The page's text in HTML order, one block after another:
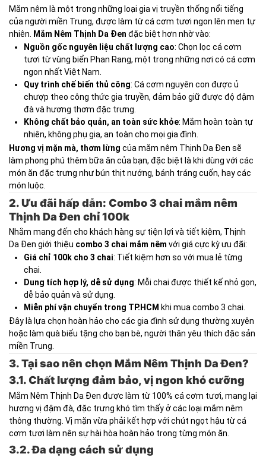
Mắm nêm là một trong những loại gia vị truyền thống nổi tiếng
của người miền Trung, được làm từ cá cơm tươi ngon lên men tự
nhiên. Mắm Nêm Thịnh Da Đen đặc biệt hơn nhờ vào:
Nguồn gốc nguyên liệu chất lượng cao: Chọn lọc cá cơm
tươi từ vùng biển Phan Rang, một trong những nơi có cá cơm
ngon nhất Việt Nam.
Quy trình chế biến thủ công: Cá cơm nguyên con được ủ
chượp theo công thức gia truyền, đảm bảo giữ được độ đậm
đà và hương thơm đặc trưng.
Không chất bảo quản, an toàn sức khỏe: Mắm hoàn toàn tự
nhiên, không phụ gia, an toàn cho mọi gia đình.
Hương vị mặn mà, thơm lừng của mắm nêm Thịnh Da Đen sẽ
làm phong phú thêm bữa ăn của bạn, đặc biệt là khi dùng với các
món ăn đặc trưng như bún thịt nướng, bánh tráng cuốn, hay các
món luộc.
2. Ưu đãi hấp dẫn: Combo 3 chai mắm nêm
Thịnh Da Đen chỉ 100k
Nhằm mang đến cho khách hàng sự tiện lợi và tiết kiệm, Thịnh
Da Đen giới thiệu combo 3 chai mắm nêm với giá cực kỳ ưu đãi:
Giá chỉ 100k cho 3 chai: Tiết kiệm hơn so với mua lẻ từng
chai.
Dung tích hợp lý, dễ sử dụng: Mỗi chai được thiết kế nhỏ gọn,
dễ bảo quản và sử dụng.
Miễn phí vận chuyển trong TP.HCM khi mua combo 3 chai.
Đây là lựa chọn hoàn hảo cho các gia đình sử dụng thường xuyên
hoặc làm quà biếu tặng cho bạn bè, người thân yêu thích đặc sản
miền Trung.
3. Tại sao nên chọn Mắm Nêm Thịnh Da Đen?
3.1. Chất lượng đảm bảo, vị ngon khó cưỡng
Mắm Nêm Thịnh Da Đen được làm từ 100% cá cơm tươi, mang lại
hương vị đậm đà, đặc trưng khó tìm thấy ở các loại mắm nêm
thông thường. Vị mặn vừa phải kết hợp với chút ngọt hậu từ cá
cơm tươi làm nên sự hài hòa hoàn hảo trong từng món ăn.
3.2. Đa dạng cách sử dụng